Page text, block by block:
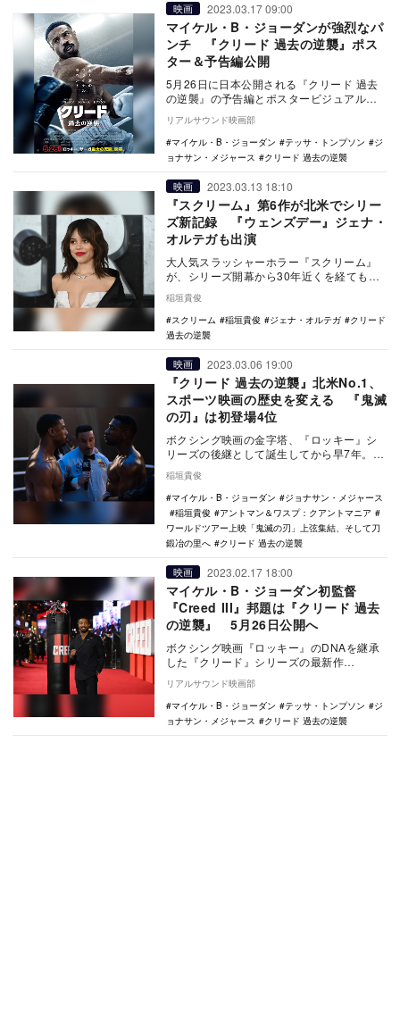
映画 2023.03.17 09:00
マイケル・B・ジョーダンが強烈なパ
ンチ 『クリード 過去の逆襲』ポス
ター＆予告編公開
5月26日に日本公開される『クリード 過去
の逆襲』の予告編とポスタービジュアルが
公開された。 自身のルーツに向き合った
シリー…
リアルサウンド映画部
マイケル・B・ジョーダン
テッサ・トンプソン
ジ
ョナサン・メジャース
クリード 過去の逆襲
映画 2023.03.13 18:10
『スクリーム』第6作が北米でシリー
ズ新記録 『ウェンズデー』ジェナ・
オルテガも出演
大人気スラッシャーホラー『スクリーム』
が、シリーズ開幕から30年近くを経てもな
『Scre…
稲垣貴俊
スクリーム
稲垣貴俊 ジェナ・オルテガ
クリード
過去の逆襲
映画 2023.03.06 19:00
『クリード 過去の逆襲』北米No.1、
スポーツ映画の歴史を変える 『鬼滅
の刃』は初登場4位
ボクシング映画の金字塔、『ロッキー』シ
リーズの後継として誕生してから早7年。い
立した人気を…
稲垣貴俊
マイケル・B・ジョーダン
ジョナサン・メジャース
稲垣貴俊
アントマン＆ワスプ：クアントマニア
ワールドツアー上映「鬼滅の刃」上弦集結、そして刀
鍛冶の里へ
クリード 過去の逆襲
映画 2023.02.17 18:00
マイケル・B・ジョーダン初監督
『Creed III』邦題は『クリード 過去
の逆襲』 5月26日公開へ
ボクシング映画『ロッキー』のDNAを継承
した『クリード』シリーズの最新作
『CREED III（原題）』の邦題が『クリード
過去の…
リアルサウンド映画部
マイケル・B・ジョーダン
テッサ・トンプソン
ジ
ョナサン・メジャース
クリード 過去の逆襲